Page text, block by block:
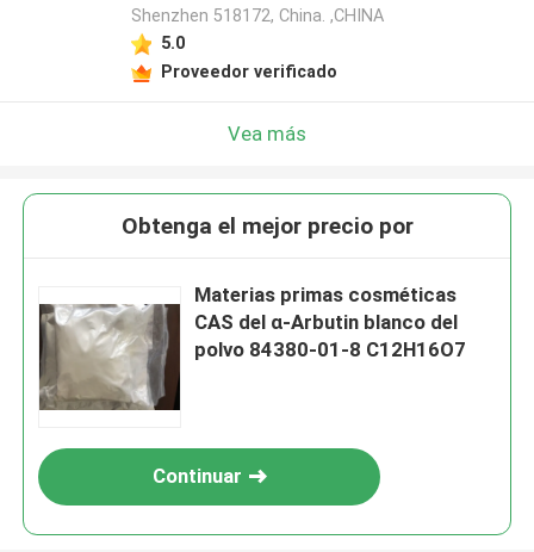
Shenzhen 518172, China. ,CHINA
5.0
Proveedor verificado
Vea más
Obtenga el mejor precio por
Materias primas cosméticas
CAS del α-Arbutin blanco del
polvo 84380-01-8 C12H16O7
Continuar